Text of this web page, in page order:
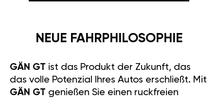
NEUE FAHRPHILOSOPHIE
GÄN GT ist das Produkt der Zukunft, das
das volle Potenzial Ihres Autos erschließt. Mit
GÄN GT genießen Sie einen ruckfreien